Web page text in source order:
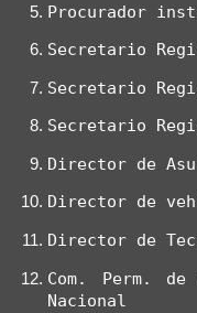
Procurador
Secretario
Secretario
Secretario
Director de
Director de
Director de
Com. Perm.
Nacional